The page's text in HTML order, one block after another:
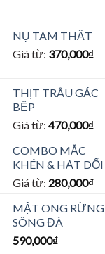
NỤ TAM THẤT
Giá từ: 370,000₫
THỊT TRÂU GÁC
BẾP
Giá từ: 470,000₫
COMBO MẮC
KHÉN & HẠT DỔI
Giá từ: 280,000₫
MẬT ONG RỪNG
SÔNG ĐÀ
590,000₫